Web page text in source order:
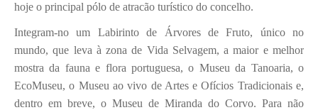
hoje o principal pólo de atracão turístico do concelho.
Integram-no um Labirinto de Árvores de Fruto, único no
mundo, que leva à zona de Vida Selvagem, a maior e melhor
mostra da fauna e flora portuguesa, o Museu da Tanoaria, o
EcoMuseu, o Museu ao vivo de Artes e Ofícios Tradicionais e,
dentro em breve, o Museu de Miranda do Corvo. Para não